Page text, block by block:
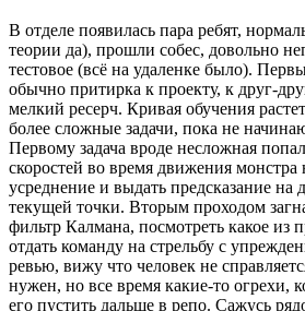
В отделе появилась пара ребят,
теории да), прошли собес, довольно
тестовое (всё на удаленке было).
обычно притирка к проекту, к друг-
мелкий ресерч. Кривая обучения
более сложные задачи, пока не
Первому задача вроде несложная
скоростей во время движения монстра
усреднение и выдать предсказание на
текущей точки. Вторым проходом
фильтр Калмана, посмотреть какое из
отдать команду на стрельбу с
ревью, вижу что человек не
нужен, но все время какие-то огрехи,
его пустить дальше в репо. Сажусь